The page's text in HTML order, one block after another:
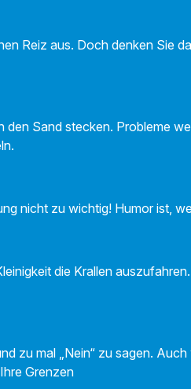
Reiz aus. Doch denken Sie
den Sand stecken. Probleme
nicht zu wichtig! Humor ist,
die Krallen
zu mal „Nein“ zu sagen.
Grenzen